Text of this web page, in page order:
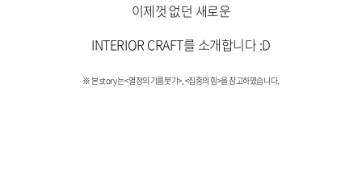
이제껏 없던 새로운
INTERIOR CRAFT를 소개합니다 :D
※ 본 story는 <열정의 기름붓기>, <집중의 힘>을 참고하였습니다.